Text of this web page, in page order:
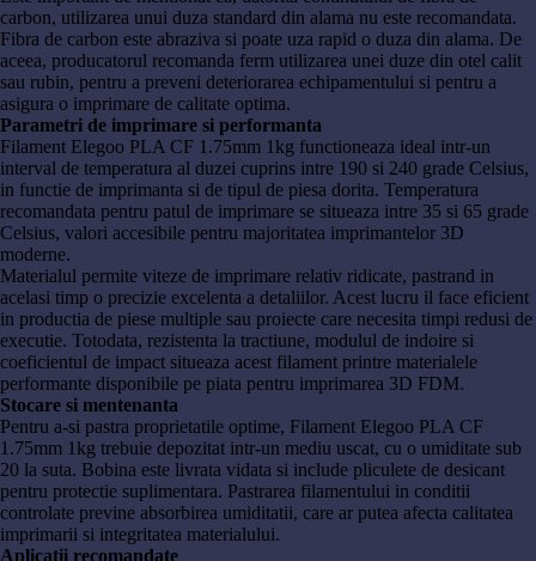
carbon, utilizarea unui duza standard din alama nu este recomandata.
Fibra de carbon este abraziva si poate uza rapid o duza din alama. De
aceea, producatorul recomanda ferm utilizarea unei duze din otel calit
sau rubin, pentru a preveni deteriorarea echipamentului si pentru a
asigura o imprimare de calitate optima.
Parametri de imprimare si performanta
Filament Elegoo PLA CF 1.75mm 1kg functioneaza ideal intr-un
interval de temperatura al duzei cuprins intre 190 si 240 grade Celsius,
in functie de imprimanta si de tipul de piesa dorita. Temperatura
recomandata pentru patul de imprimare se situeaza intre 35 si 65 grade
Celsius, valori accesibile pentru majoritatea imprimantelor 3D
moderne.
Materialul permite viteze de imprimare relativ ridicate, pastrand in
acelasi timp o precizie excelenta a detaliilor. Acest lucru il face eficient
in productia de piese multiple sau proiecte care necesita timpi redusi de
executie. Totodata, rezistenta la tractiune, modulul de indoire si
coeficientul de impact situeaza acest filament printre materialele
performante disponibile pe piata pentru imprimarea 3D FDM.
Stocare si mentenanta
Pentru a-si pastra proprietatile optime, Filament Elegoo PLA CF
1.75mm 1kg trebuie depozitat intr-un mediu uscat, cu o umiditate sub
20 la suta. Bobina este livrata vidata si include pliculete de desicant
pentru protectie suplimentara. Pastrarea filamentului in conditii
controlate previne absorbirea umiditatii, care ar putea afecta calitatea
imprimarii si integritatea materialului.
Aplicatii recomandate